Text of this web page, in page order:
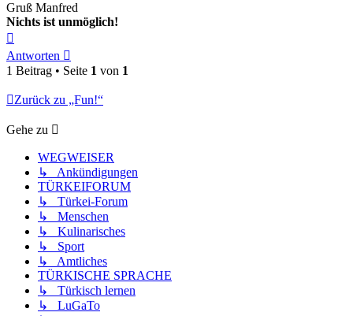
Gruß Manfred
Nichts ist unmöglich!
oben
Antworten
1 Beitrag • Seite 1 von 1
Zurück zu „Fun!“
Gehe zu
WEGWEISER
↳ Ankündigungen
TÜRKEIFORUM
↳ Türkei-Forum
↳ Menschen
↳ Kulinarisches
↳ Sport
↳ Amtliches
TÜRKISCHE SPRACHE
↳ Türkisch lernen
↳ LuGaTo